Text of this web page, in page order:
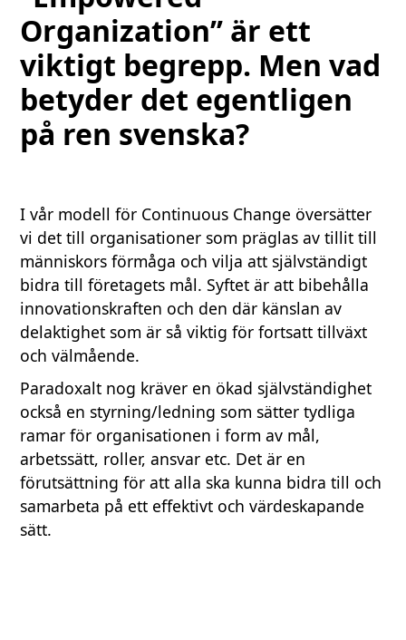
Organization’’ är ett
viktigt begrepp. Men vad
betyder det egentligen
på ren svenska?
I vår modell för Continuous Change översätter
vi det till organisationer som präglas av tillit till
människors förmåga och vilja att självständigt
bidra till företagets mål. Syftet är att bibehålla
innovationskraften och den där känslan av
delaktighet som är så viktig för fortsatt tillväxt
och välmående.
Paradoxalt nog kräver en ökad självständighet
också en styrning/ledning som sätter tydliga
ramar för organisationen i form av mål,
arbetssätt, roller, ansvar etc. Det är en
förutsättning för att alla ska kunna bidra till och
samarbeta på ett effektivt och värdeskapande
sätt.